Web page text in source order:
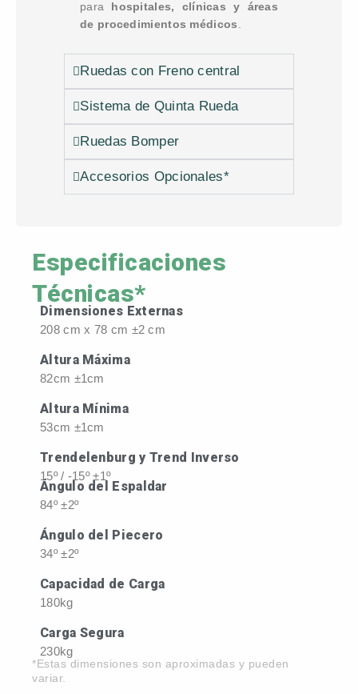
para
hospitales, clínicas y áreas
de procedimientos médicos .
Ruedas con Freno central
Sistema de Quinta Rueda
Ruedas Bomper
Accesorios Opcionales*
Especificaciones
Técnicas*
Dimensiones Externas
208 cm x 78 cm ±2 cm
Altura Máxima
82cm ±1cm
Altura Mínima
53cm ±1cm
Trendelenburg y Trend Inverso
15º / -15º ±1º
Ángulo del Espaldar
84º ±2º
Ángulo del Piecero
34º ±2º
Capacidad de Carga
180kg
Carga Segura
230kg
*Estas dimensiones son aproximadas y pueden
variar.